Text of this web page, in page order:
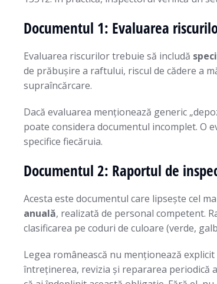
Documentul 1: Evaluarea
Evaluarea riscurilor trebuie să includă
de prăbușire a raftului, riscul de cădere a
supraîncărcare.
Dacă evaluarea menționează generic
poate considera documentul incomplet. O
specifice fiecăruia.
Documentul 2: Raportul de
Acesta este documentul care lipsește cel
anuală, realizată de personal competent.
clasificarea pe coduri de culoare (verde,
Legea românească nu menționează
întreținerea, revizia și repararea periodică